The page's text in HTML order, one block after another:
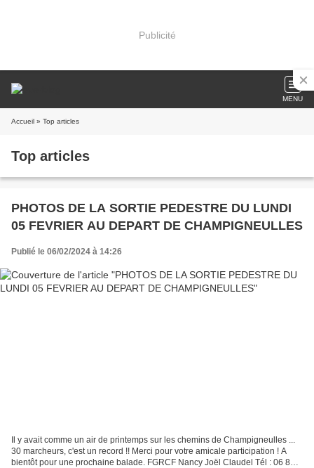
Publicité
MENU
Accueil » Top articles
Top articles
PHOTOS DE LA SORTIE PEDESTRE DU LUNDI
05 FEVRIER AU DEPART DE CHAMPIGNEULLES
Publié le 06/02/2024 à 14:26
Il y avait comme un air de printemps sur les chemins de Champigneulles ...
30 marcheurs, c'est un record !! Merci pour votre amicale participation ! A
bientôt pour une prochaine balade. FGRCF Nancy Joël Claudel Tél : 06 84